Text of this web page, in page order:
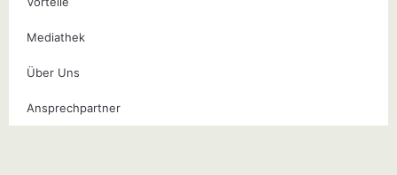
Mediathek
Über Uns
Ansprechpartner